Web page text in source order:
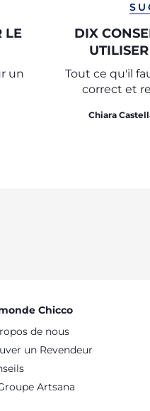
LE
un
DIX
Tout ce qu'il
correct et
Chiara
Chicco
de nous
un Revendeur
Artsana